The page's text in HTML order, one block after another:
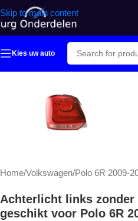
Skip to main content
Kies uw auto
Home/Volkswagen/Polo 6R 2009-
Achterlicht links zonder
geschikt voor Polo 6R